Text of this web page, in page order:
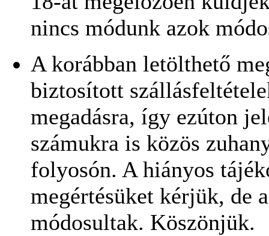
nincs módunk azok
A korábban letölthető
biztosított
megadásra, így ezúton
számukra is közös
folyosón. A hiányos
megértésüket kérjük, de
módosultak. Köszönjük.